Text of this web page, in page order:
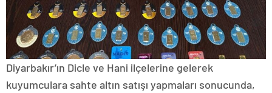
Diyarbakır’ın Dicle ve Hani ilçelerine gelerek
kuyumculara sahte altın satışı yapmaları sonucunda,